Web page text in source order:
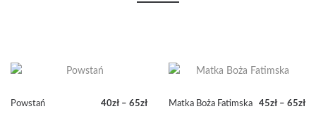
Powstań 40zł – 65zł
Matka Boża Fatimska 45zł – 65zł